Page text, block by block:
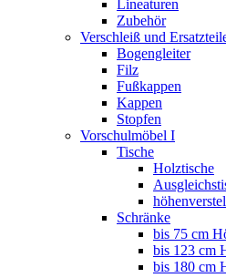
Lineaturen
Zubehör
Verschleiß und
Bogengleiter
Filz
Fußkappen
Kappen
Stopfen
Vorschulmöbel I
Tische
Holztische
Schränke
bis 75 cm
bis 123 cm
bis 180 cm